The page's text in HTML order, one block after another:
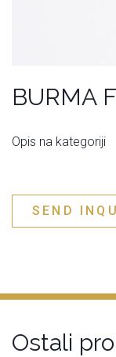
BURMA
Opis na kategoriji
SEND
Ostali